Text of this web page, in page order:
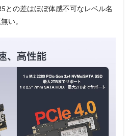
との差はほぼ体感不可なレベル名
い。